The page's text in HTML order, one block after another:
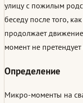
улицу с пожилым
беседу после того,
продолжает
момент не
Определение
Микро-моменты на